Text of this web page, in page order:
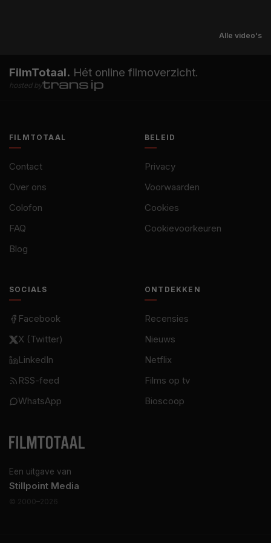
Alle video's
FilmTotaal. Hét online filmoverzicht.
hosted by
Een uitgave van
Stillpoint Media
© 2000–2026
FILMTOTAAL
Contact
Over ons
Colofon
FAQ
Blog
BELEID
Privacy
Voorwaarden
Cookies
Cookievoorkeuren
SOCIALS
Facebook
X (Twitter)
LinkedIn
RSS-feed
WhatsApp
ONTDEKKEN
Recensies
Nieuws
Netflix
Films op tv
Bioscoop